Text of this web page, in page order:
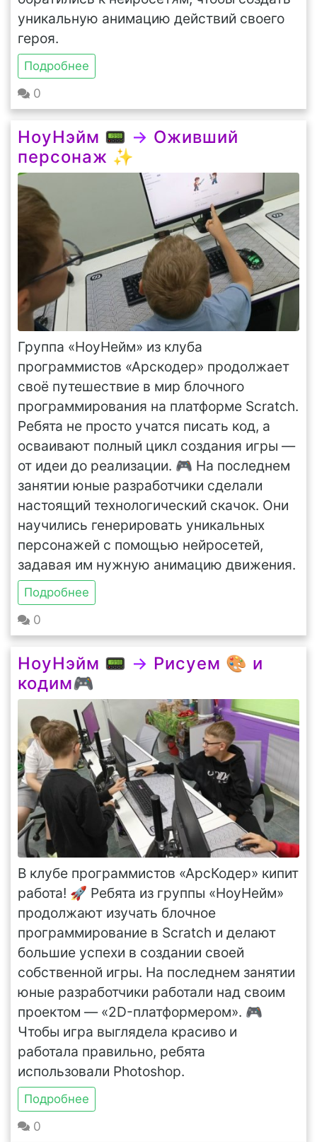
уникальную анимацию действий своего
героя.
Подробнее
0
НоуНэйм 📟 → Оживший
персонаж ✨
Группа «НоуНейм» из клуба
программистов «Арскодер» продолжает
своё путешествие в мир блочного
программирования на платформе Scratch.
Ребята не просто учатся писать код, а
осваивают полный цикл создания игры —
от идеи до реализации. 🎮 На последнем
занятии юные разработчики сделали
настоящий технологический скачок. Они
научились генерировать уникальных
персонажей с помощью нейросетей,
задавая им нужную анимацию движения.
Подробнее
0
НоуНэйм 📟 → Рисуем 🎨 и
кодим🎮
В клубе программистов «АрсКодер» кипит
работа! 🚀 Ребята из группы «НоуНейм»
продолжают изучать блочное
программирование в Scratch и делают
большие успехи в создании своей
собственной игры. На последнем занятии
юные разработчики работали над своим
проектом — «2D-платформером». 🎮
Чтобы игра выглядела красиво и
работала правильно, ребята
использовали Photoshop.
Подробнее
0